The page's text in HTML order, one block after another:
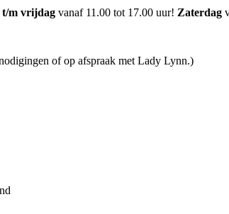
t/m vrijdag vanaf 11.00 tot 17.00 uur! Zaterdag
of op afspraak met Lady Lynn.)